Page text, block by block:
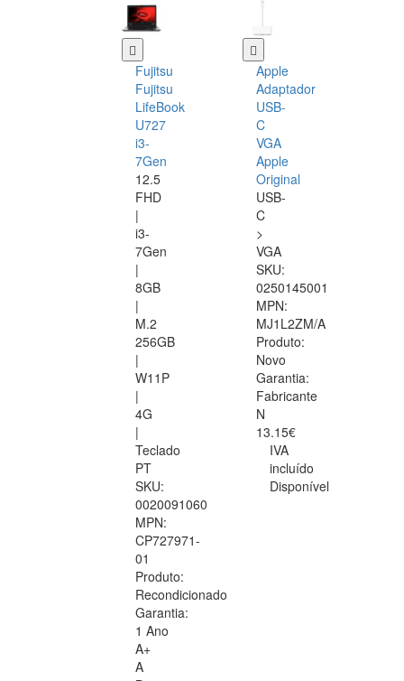
Fujitsu
Fujitsu
LifeBook
U727
i3-
7Gen
12.5
FHD
|
i3-
7Gen
|
8GB
|
M.2
256GB
|
W11P
|
4G
|
Teclado
PT
SKU:
0020091060
MPN:
CP727971-
01
Produto:
Recondicionado
Garantia:
1 Ano
A+
A
Apple
Adaptador
USB-
C
VGA
Apple
Original
USB-
C
>
VGA
SKU:
0250145001
MPN:
MJ1L2ZM/A
Produto:
Novo
Garantia:
Fabricante
N
13.15€
IVA
incluído
Disponível